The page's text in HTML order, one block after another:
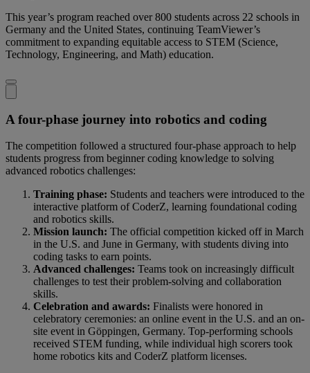
This year’s program reached over 800 students across 22 schools in
Germany and the United States, continuing TeamViewer’s
commitment to expanding equitable access to STEM (Science,
Technology, Engineering, and Math) education.
A four-phase journey into robotics and coding
The competition followed a structured four-phase approach to help
students progress from beginner coding knowledge to solving
advanced robotics challenges:
Training phase: Students and teachers were introduced to the
interactive platform of CoderZ, learning foundational coding
and robotics skills.
Mission launch: The official competition kicked off in March
in the U.S. and June in Germany, with students diving into
coding tasks to earn points.
Advanced challenges: Teams took on increasingly difficult
challenges to test their problem-solving and collaboration
skills.
Celebration and awards: Finalists were honored in
celebratory ceremonies: an online event in the U.S. and an on-
site event in Göppingen, Germany. Top-performing schools
received STEM funding, while individual high scorers took
home robotics kits and CoderZ platform licenses.